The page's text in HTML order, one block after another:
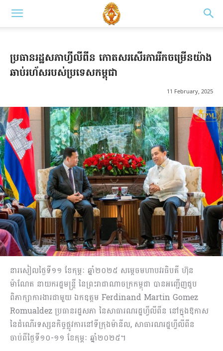
ប្រធានរដ្ឋសភាហ្វីលីពីន កោតសរសើរការរីកចម្រើនយ៉ាង
ឆាប់រហ័សរបស់ប្រទេសកម្ពុជា
11 February, 2025
នារសៀលថ្ងៃទី១១ ខែកុម្ភៈ ឆ្នាំ២០២៥ សម្តេចមហាបវរធិបតី ហ៊ុន
ម៉ាណែត នាយករដ្ឋមន្រ្តី នៃព្រះរាជាណាចក្រកម្ពុជា បានអញ្ជើញជួប
ពិភាក្សាការងារជាមួយ ឯកឧត្តម Ferdinand Martin Gomez
Romualdez ប្រធានរដ្ឋសភា នៃសាធារណរដ្ឋហ្វីលីពីន នៅក្នុងឱកាស
នៃដំណើរទស្សនកិច្ចផ្លូវការនៅទីក្រុងម៉ានីល, សាធារណរដ្ឋហ្វីលីពីន
ចាប់ពីថ្ងៃទី១០-១១ ខែកុម្ភៈ ឆ្នាំ២០២៥។